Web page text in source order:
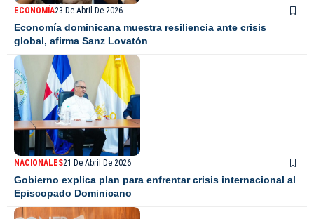
ECONOMÍA23 De Abril De 2026
Economía dominicana muestra resiliencia ante crisis
global, afirma Sanz Lovatón
NACIONALES21 De Abril De 2026
Gobierno explica plan para enfrentar crisis internacional al
Episcopado Dominicano